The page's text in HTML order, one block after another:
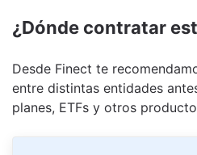
¿Dónde contratar
Desde Finect te
entre distintas entidades
planes, ETFs y otros